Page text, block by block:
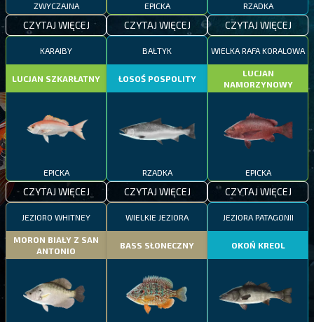
ZWYCZAJNA
CZYTAJ WIĘCEJ
EPICKA
CZYTAJ WIĘCEJ
RZADKA
CZYTAJ WIĘCEJ
KARAIBY
LUCJAN SZKARŁATNY
EPICKA
CZYTAJ WIĘCEJ
BAŁTYK
ŁOSOŚ POSPOLITY
RZADKA
CZYTAJ WIĘCEJ
WIELKA RAFA KORALOWA
LUCJAN
NAMORZYNOWY
EPICKA
CZYTAJ WIĘCEJ
JEZIORO WHITNEY
MORON BIAŁY Z SAN
ANTONIO
WIELKIE JEZIORA
BASS SŁONECZNY
JEZIORA PATAGONII
OKOŃ KREOL